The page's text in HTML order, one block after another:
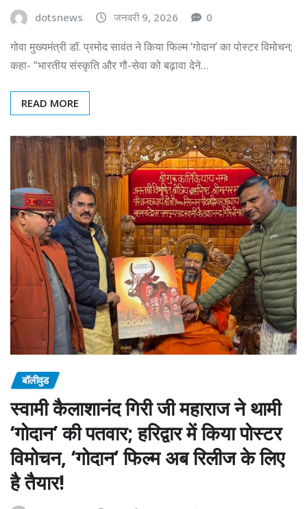
dotsnews जनवरी 9, 2026 0
गोवा मुख्यमंत्री डॉ. प्रमोद सावंत ने किया फिल्म ‘गोदान’ का पोस्टर विमोचन;
कहा- “भारतीय संस्कृति और गौ-सेवा को बढ़ावा देने…
READ MORE
बॉलीवुड
स्वामी कैलाशानंद गिरी जी महाराज ने थामी
‘गोदान’ की पतवार; हरिद्वार में किया पोस्टर
विमोचन, ‘गोदान’ फिल्म अब रिलीज के लिए
है तैयार!